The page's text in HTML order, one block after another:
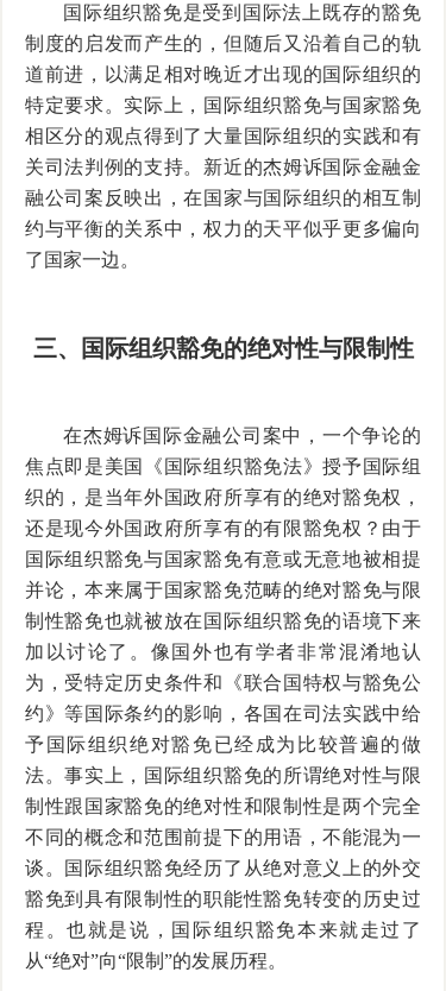
国际组织豁免是受到国际法上既存的豁免
制度的启发而产生的，但随后又沿着自己的轨
道前进，以满足相对晚近才出现的国际组织的
特定要求。实际上，国际组织豁免与国家豁免
相区分的观点得到了大量国际组织的实践和有
关司法判例的支持。新近的杰姆诉国际金融金
融公司案反映出，在国家与国际组织的相互制
约与平衡的关系中，权力的天平似乎更多偏向
了国家一边。
三、国际组织豁免的绝对性与限制性
在杰姆诉国际金融公司案中，一个争论的
焦点即是美国《国际组织豁免法》授予国际组
织的，是当年外国政府所享有的绝对豁免权，
还是现今外国政府所享有的有限豁免权？由于
国际组织豁免与国家豁免有意或无意地被相提
并论，本来属于国家豁免范畴的绝对豁免与限
制性豁免也就被放在国际组织豁免的语境下来
加以讨论了。像国外也有学者非常混淆地认
为，受特定历史条件和《联合国特权与豁免公
约》等国际条约的影响，各国在司法实践中给
予国际组织绝对豁免已经成为比较普遍的做
法。事实上，国际组织豁免的所谓绝对性与限
制性跟国家豁免的绝对性和限制性是两个完全
不同的概念和范围前提下的用语，不能混为一
谈。国际组织豁免经历了从绝对意义上的外交
豁免到具有限制性的职能性豁免转变的历史过
程。也就是说，国际组织豁免本来就走过了
从“绝对”向“限制”的发展历程。